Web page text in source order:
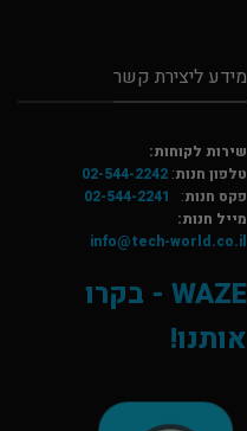
מידע ליצירת קשר
שירות לקוחות:
טלפון חנות:
02-544-2242
פקס חנות:
02-544-2241
מייל חנות:
info@tech-world.co.il
WAZE - בקרו
אותנו!